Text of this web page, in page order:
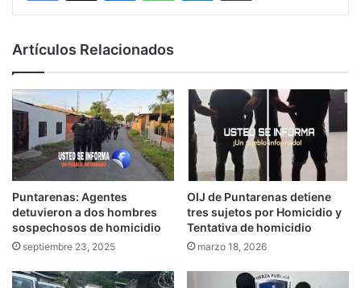
Artículos Relacionados
Puntarenas: Agentes
detuvieron a dos hombres
sospechosos de homicidio
septiembre 23, 2025
OIJ de Puntarenas detiene
tres sujetos por Homicidio y
Tentativa de homicidio
marzo 18, 2026